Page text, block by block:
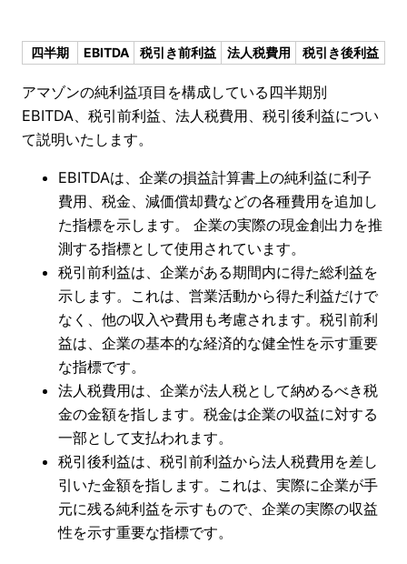
四半期 EBITDA 税引き前利益 法人税費用 税引き後利益
アマゾンの純利益項目を構成している四半期別
EBITDA、税引前利益、法人税費用、税引後利益につい
て説明いたします。
EBITDAは、企業の損益計算書上の純利益に利子
費用、税金、減価償却費などの各種費用を追加し
た指標を示します。 企業の実際の現金創出力を推
測する指標として使用されています。
税引前利益は、企業がある期間内に得た総利益を
示します。これは、営業活動から得た利益だけで
なく、他の収入や費用も考慮されます。税引前利
益は、企業の基本的な経済的な健全性を示す重要
な指標です。
法人税費用は、企業が法人税として納めるべき税
金の金額を指します。税金は企業の収益に対する
一部として支払われます。
税引後利益は、税引前利益から法人税費用を差し
引いた金額を指します。これは、実際に企業が手
元に残る純利益を示すもので、企業の実際の収益
性を示す重要な指標です。